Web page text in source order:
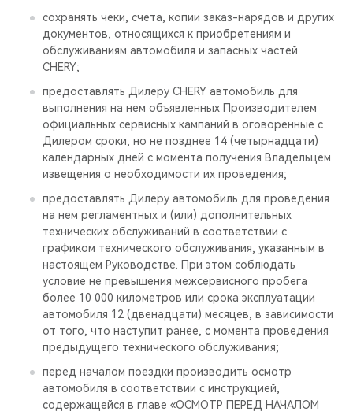
сохранять чеки, счета, копии заказ-нарядов и других
документов, относящихся к приобретениям и
обслуживаниям автомобиля и запасных частей
CHERY;
предоставлять Дилеру CHERY автомобиль для
выполнения на нем объявленных Производителем
официальных сервисных кампаний в оговоренные с
Дилером сроки, но не позднее 14 (четырнадцати)
календарных дней с момента получения Владельцем
извещения о необходимости их проведения;
предоставлять Дилеру автомобиль для проведения
на нем регламентных и (или) дополнительных
технических обслуживаний в соответствии с
графиком технического обслуживания, указанным в
настоящем Руководстве. При этом соблюдать
условие не превышения межсервисного пробега
более 10 000 километров или срока эксплуатации
автомобиля 12 (двенадцати) месяцев, в зависимости
от того, что наступит ранее, с момента проведения
предыдущего технического обслуживания;
перед началом поездки производить осмотр
автомобиля в соответствии с инструкцией,
содержащейся в главе «ОСМОТР ПЕРЕД НАЧАЛОМ